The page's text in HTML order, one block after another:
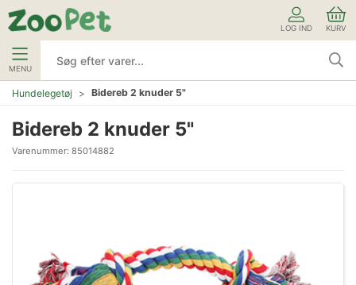
LOG IND KURV
MENU
Hundelegetøj Bidereb 2 knuder 5"
Bidereb 2 knuder 5"
Varenummer: 85014882